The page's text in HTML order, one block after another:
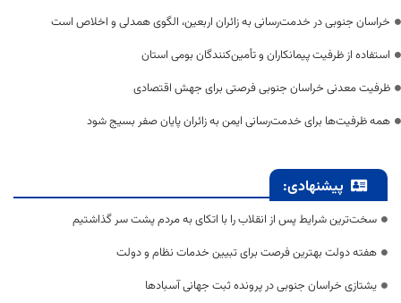
خراسان جنوبی در خدمت‌رسانی به زائران اربعین، الگوی همدلی و اخلاص است
استفاده از ظرفیت پیمانکاران و تأمین‌کنندگان بومی استان
ظرفیت معدنی خراسان جنوبی فرصتی برای جهش اقتصادی
همه ظرفیت‌ها برای خدمت‌رسانی ایمن به زائران پایان صفر بسیج شود
پیشنهادی:
سخت‌ترین شرایط پس از انقلاب را با اتکای به مردم پشت سر گذاشتیم
هفته دولت بهترین فرصت برای تبیین خدمات نظام و دولت
یشتازی خراسان جنوبی در پرونده ثبت جهانی آسبادها